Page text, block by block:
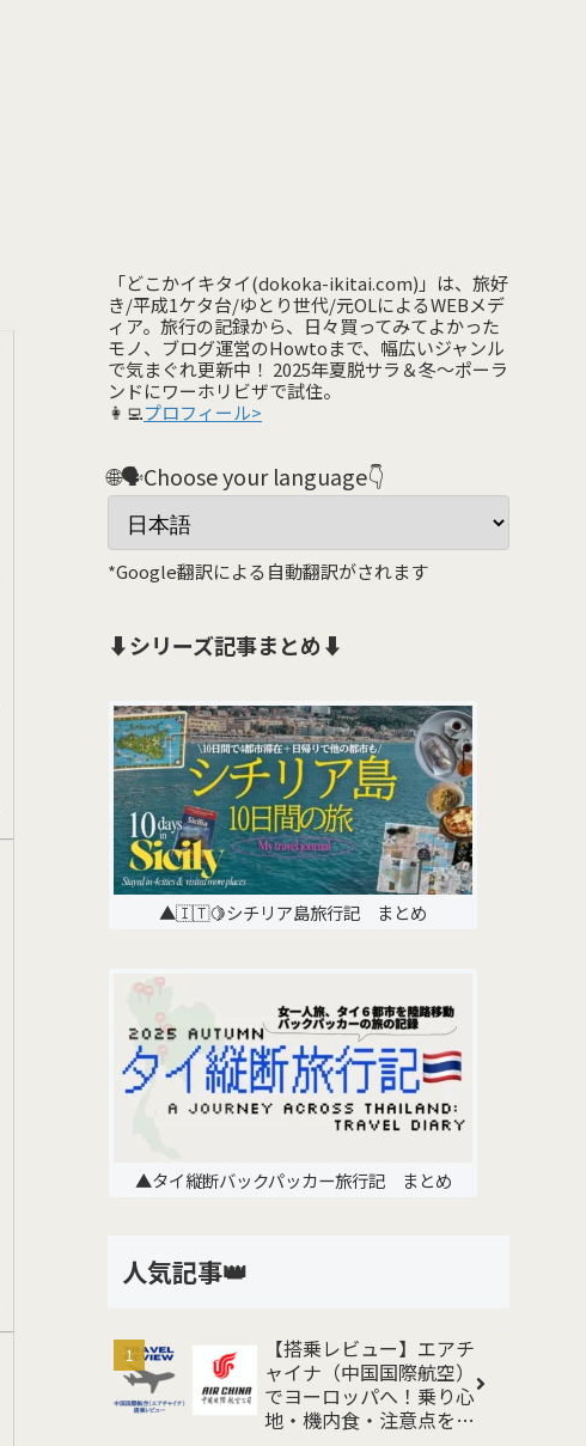
「どこかイキタイ(dokoka-ikitai.com)」は、旅好
き/平成1ケタ台/ゆとり世代/元OLによるWEBメデ
ィア。旅行の記録から、日々買ってみてよかった
モノ、ブログ運営のHowtoまで、幅広いジャンル
で気まぐれ更新中！ 2025年夏脱サラ＆冬〜ポーラ
ンドにワーホリビザで試住。
👩‍💻プロフィール>
🌐🗣️Choose your language👇
*Google翻訳による自動翻訳がされます
⬇️シリーズ記事まとめ⬇️
▲🇮🇹🍋シチリア島旅行記 まとめ
▲タイ縦断バックパッカー旅行記 まとめ
人気記事👑
【搭乗レビュー】エアチ
ャイナ（中国国際航空）
でヨーロッパへ！乗り心
地・機内食・注意点をレ